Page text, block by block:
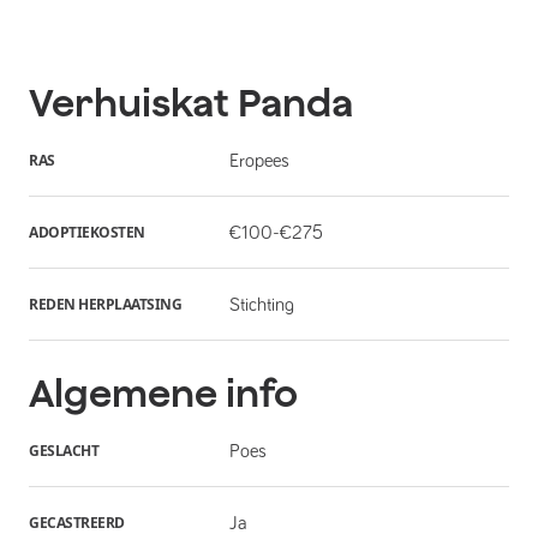
Verhuiskat Panda
RAS Eropees
ADOPTIEKOSTEN €100-€275
REDEN HERPLAATSING Stichting
Algemene info
GESLACHT Poes
GECASTREERD Ja